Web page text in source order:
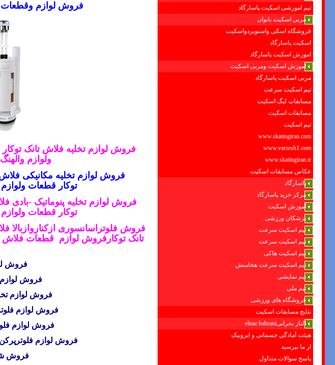
تیم اموزشی اسکیت پاسارگاد
مربی اسکیت بانوان
فروشگاه اسکی واسنوبردواسکیت
اسکیت پاسارگاد
اموزش اسکیت پاسارگاد
اموزش اسکیت ومربی اسکیت
مربی اسکیت پاسارگاد
تیم اسکیت سرعت
مسابقات لیگ اسکیت
مسابقات اسکیت
تیم اسکیت
www.skatingiran.com
www.varzesh1.com
www.skatingiran.ir
عکاس مسابقات اسکیت
پاسارگاد
مرکز خرید پاسارگاد
آموزش اسکیت
پزشکان ورزشی
تیم اسکیت سرعت
تیم اسکیت سرعت
تیم اسکیت هاکی
تیم اسکیت سرعت هخامنش
تیم نمایشی
تیم ملی
فروشگاه های ورزشی
نتایج مسابقات اسکیت
الناز بحرانیelnaz bahrani
هیئت آمادگی جسمانی و ایروبیک
از ما بپرسید
پاسخ سوالات متداول
فروش لوازم وقطعات
فروش لوازم تخلیه فلاش تانک
ولوازم
فروش لوازم تخلیه مکانیکی
توکار قطعات ولوازم
فروش لوازم تخلیه پنوماتیک -بادی
توکار قطعات ولوازم
فروش فلوتراسانسوری ازکناروازبالا
تانک توکارفروش لوازم قطعات فلاش
فروش
فروش لوازم
فروش لوازم
فروش لوازم
فروش لوازم
فروش لوازم
فروش